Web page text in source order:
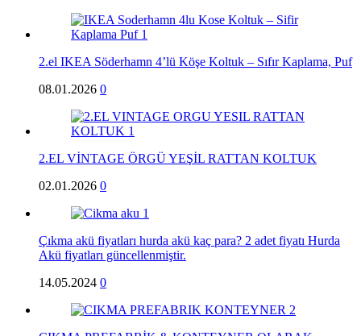
2.el IKEA Söderhamn 4’lü Köşe Koltuk – Sıfır Kaplama, Puf
08.01.2026 0
2.EL VİNTAGE ÖRGÜ YEŞİL RATTAN KOLTUK
02.01.2026 0
Çıkma akü fiyatları hurda akü kaç para? 2 adet fiyatı Hurda
Akü fiyatları güncellenmiştir.
14.05.2024 0